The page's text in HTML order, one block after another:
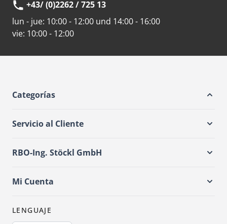
+43/ (0)2262 / 725 13
lun - jue: 10:00 - 12:00 und 14:00 - 16:00
vie: 10:00 - 12:00
Categorías
Servicio al Cliente
RBO-Ing. Stöckl GmbH
Mi Cuenta
LENGUAJE